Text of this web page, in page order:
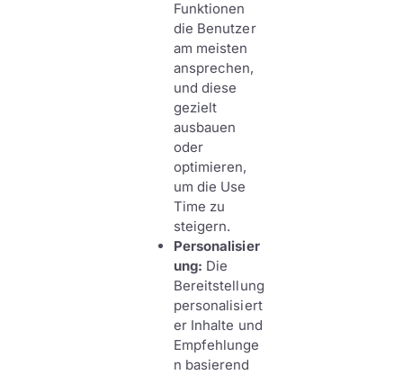
Funktionen
die Benutzer
am meisten
ansprechen,
und diese
gezielt
ausbauen
oder
optimieren,
um die Use
Time zu
steigern.
Personalisier
ung: Die
Bereitstellung
personalisiert
er Inhalte und
Empfehlunge
n basierend